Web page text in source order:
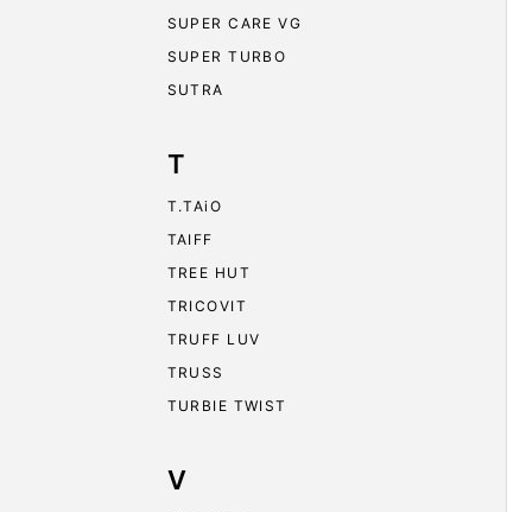
SUPER CARE VG
SUPER TURBO
SUTRA
T
T.TAiO
TAIFF
TREE HUT
TRICOVIT
TRUFF LUV
TRUSS
TURBIE TWIST
V